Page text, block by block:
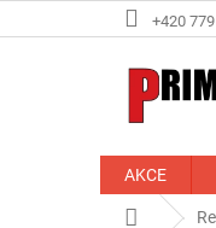
na
+420
AKCE
Domů